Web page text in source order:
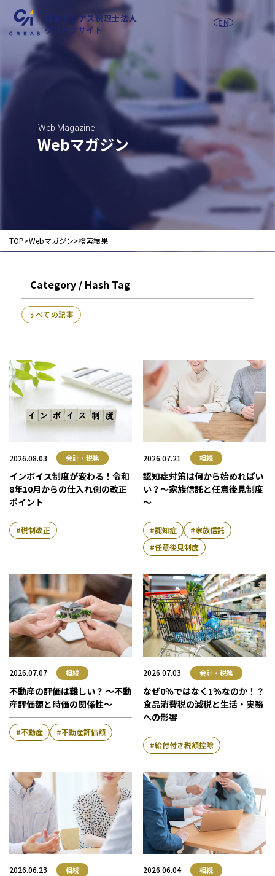
日本クレアス税理士法人
グループサイト
EN
お問い合わせフォーム
採用情報
法人の皆様へ
税務
税務調査対応（会計・税務）
税務セカンドオピニオン
組織再編税制・国際税務
BPO・会計アウトソーシング
会社設立（スタートアップサポート）・クラウド会計導入
決算開示書類（有報・短信等）作成・IFRS対応サポート
人事労務
人事労務アウトソーシング（給与計算・社会保険手続）
労使トラブル対応
企業法務
企業法務・法務顧問・事業再生・債権回収
コンサルティングサービス
IPOコンサルティング
企業再編コンサルティング
補助金・助成金申請・建設許認可等
公益法人会計サービス
個人の皆様へ
税務・財務サービス
相続税申告・贈与税申告
所得税確定申告
資産管理会社設立
相続計画
遺言書作成・家族信託・後見人
法務サポート
医療・介護・福祉の皆様へ
専門分野会計・税務
会計・税務（医科）
会計・税務（歯科）
会計・税務（介護・障がい福祉）
会計・税務（公益法人）
医療関連サポート
開業サポート
医療法人設立・MS法人設立サポート
人事労務サポート
人事労務サポート（給与計算・手続・就業規則）
企業理念
グループ概要
グループの強み
グループ企業一覧
拠点一覧
東京中野本部
埼玉川口本部
千葉本部
高岡本部
大阪本部
北大阪本部
神戸三宮本部
福山本部
Web Magazine
Webマガジン
TOP Webマガジン 検索結果
Category / Hash Tag
すべての記事
NEW
2026.08.03 会計・税務
インボイス制度が変わる！ 令和
8年10月からの仕入れ側の改正
ポイント
税制改正
2026.07.21 相続
認知症対策は何から始めればい
い？～家族信託と任意後見制度
～
認知症
家族信託
任意後見制度
2026.07.07 相続
不動産の評価は難しい？ ～不動
産評価額と時価の関係性～
不動産 不動産評価額
2026.07.03 会計・税務
なぜ0％ではなく1％なのか！？
食品消費税の減税と生活・実務
への影響
給付付き税額控除
2026.06.23 相続 2026.06.04 相続